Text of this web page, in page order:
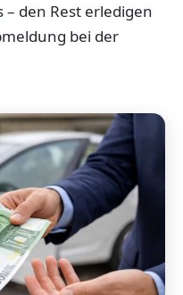
den Rest erledigen
bei der